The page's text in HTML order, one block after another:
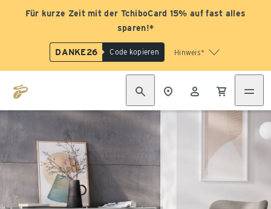
Für kurze Zeit mit der TchiboCard 15% auf fast alles
sparen!*
DANKE26 Code kopieren Hinweis*